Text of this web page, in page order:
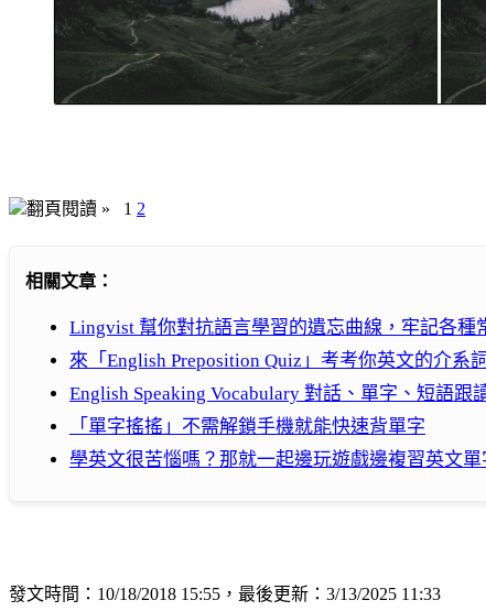
翻頁閱讀 » 1 2
相關文章：
Lingvist 幫你對抗語言學習的遺忘曲線，牢記各種
來「English Preposition Quiz」考考你英文的介系
English Speaking Vocabulary 對話、單字、短語跟
「單字搖搖」不需解鎖手機就能快速背單字
學英文很苦惱嗎？那就一起邊玩遊戲邊複習英文單
發文時間：10/18/2018 15:55，最後更新：3/13/2025 11:33